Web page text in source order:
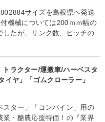
サイズを島根県へ発送
機械については200ｍｍ幅の
したが、リンク数、ピッチの
トラクター/運搬車/ハーベスタ
イヤ」「ゴムクローラー」
スター」「コンバイン」用の
業・酪農応援特価！の『業界